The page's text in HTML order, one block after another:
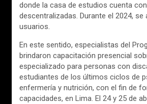
donde la casa de estudios cuenta
descentralizadas. Durante el 2024, se
usuarios.
En este sentido, especialistas del
brindaron capacitación presencial
especializado para personas con
estudiantes de los últimos ciclos de
enfermería y nutrición, con el fin de
capacidades, en Lima. El 24 y 25 de